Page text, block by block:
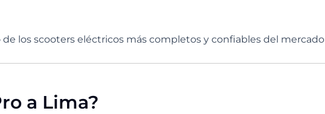
los scooters eléctricos más completos y confiables del
a Lima?